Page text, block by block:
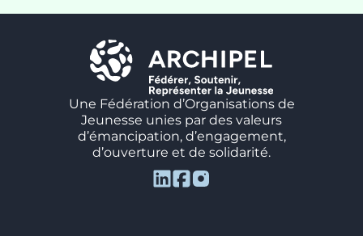
Une Fédération d’Organisations de
Jeunesse unies par des valeurs
d’émancipation, d’engagement,
d’ouverture et de solidarité.